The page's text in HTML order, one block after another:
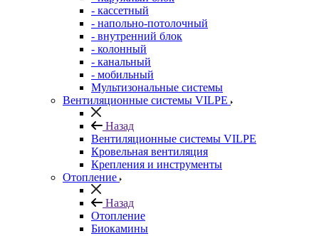
- кассетный
- напольно-потолочный
- внутренний блок
- колонный
- канальный
- мобильный
Мультизональные системы
Вентиляционные системы VILPE
Назад
Вентиляционные системы VILPE
Кровельная вентиляция
Крепления и инструменты
Отопление
Назад
Отопление
Биокамины